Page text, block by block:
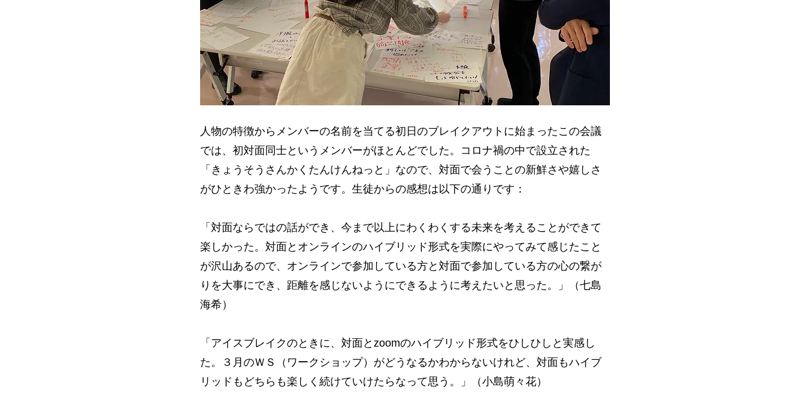
人物の特徴からメンバーの名前を当てる初日のブレイクアウトに始まったこの会議
では、初対面同士というメンバーがほとんどでした。コロナ禍の中で設立された
「きょうそうさんかくたんけんねっと」なので、対面で会うことの新鮮さや嬉しさ
がひときわ強かったようです。生徒からの感想は以下の通りです：
「対面ならではの話ができ、今まで以上にわくわくする未来を考えることができて
楽しかった。対面とオンラインのハイブリッド形式を実際にやってみて感じたこと
が沢山あるので、オンラインで参加している方と対面で参加している方の心の繋が
りを大事にでき、距離を感じないようにできるように考えたいと思った。」（七島
海希）
「アイスブレイクのときに、対面とzoomのハイブリッド形式をひしひしと実感し
た。３月のＷＳ（ワークショップ）がどうなるかわからないけれど、対面もハイブ
リッドもどちらも楽しく続けていけたらなって思う。」（小島萌々花）